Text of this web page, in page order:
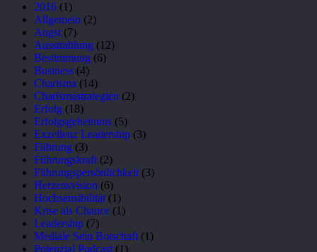
2016 (1)
Allgemein (2)
Angst (7)
Ausstrahlung (12)
Bestimmung (6)
Business (4)
Charisma (14)
Charismastrategien (2)
Erfolg (18)
Erfolgsgeheimnis (5)
Exzellenz Leadership (3)
Führung (3)
Führungskraft (2)
Führungspersönlichkeit (3)
Herzensvision (6)
Hochsensibilität (1)
Krise als Chance (1)
Leadership (7)
Mediale Sein Botschaft (1)
Potenzial Podcast (1)